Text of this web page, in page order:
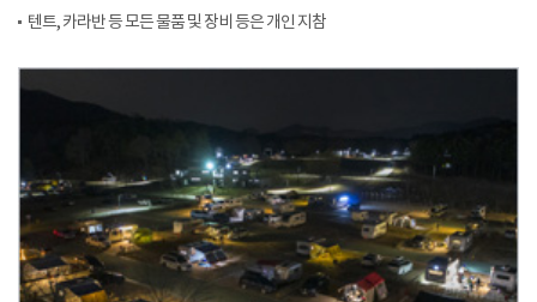
텐트, 카라반 등 모든 물품 및 장비 등은 개인 지참